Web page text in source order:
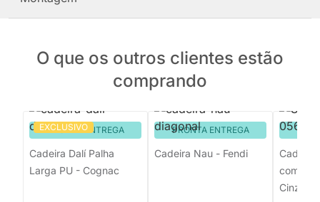
O que os outros clientes estão
comprando
EXCLUSIVO
PRONTA ENTREGA
Cadeira Dalí Palha
Larga PU - Cognac
PRONTA ENTREGA
Cadeira Nau - Fendi
Cadeira
com
Cinza